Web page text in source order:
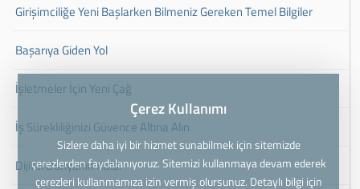
Girişimciliğe Yeni Başlarken Bilmeniz Gereken Temel Bilgiler
Başarıya Giden Yol
İşletmeler İçin Yeni Çağ
İş Sürekliliğinizi Güvence Altına Alın
Dijital Dünyanın Kalbi
Çerez Kullanımı
Sizlere daha iyi bir hizmet sunabilmek için sitemizde
çerezlerden faydalanıyoruz. Sitemizi kullanmaya devam ederek
çerezleri kullanmamıza izin vermiş olursunuz. Detaylı bilgi için